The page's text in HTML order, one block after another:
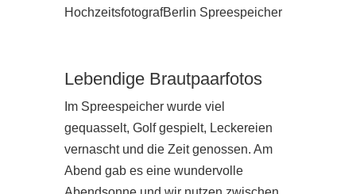
Lebendige Brautpaarfotos
Im Spreespeicher wurde viel
gequasselt, Golf gespielt, Leckereien
vernascht und die Zeit genossen. Am
Abend gab es eine wundervolle